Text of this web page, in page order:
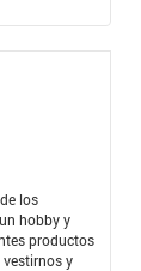
los
hobby y
productos
y